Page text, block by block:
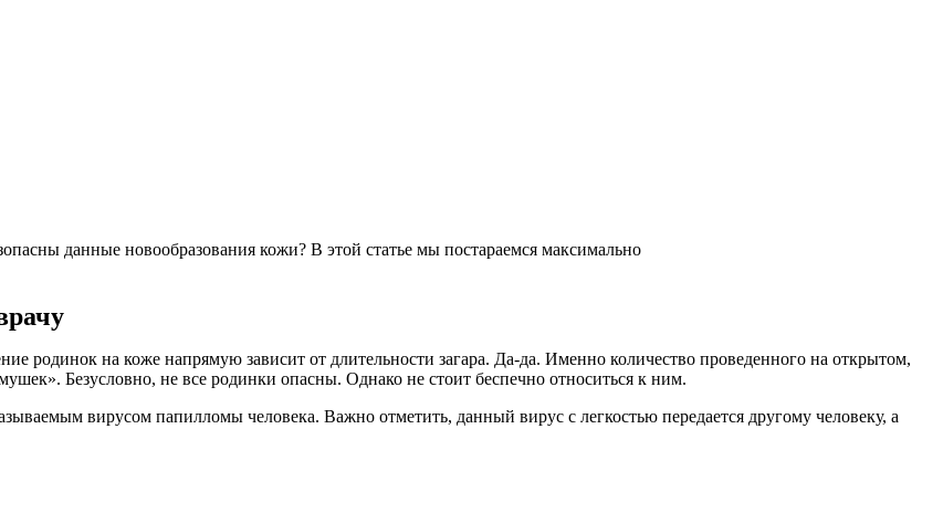
данные новообразования кожи? В этой статье мы постараемся максимально
родинок на коже напрямую зависит от длительности загара. Да-да. Именно количество проведенного на открытом,
Безусловно, не все родинки опасны. Однако не стоит беспечно относиться к ним.
вирусом папилломы человека. Важно отметить, данный вирус с легкостью передается другому человеку, а